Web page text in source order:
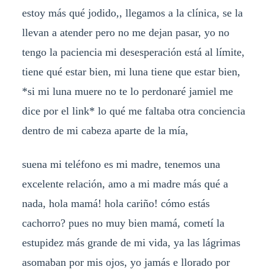
estoy más qué jodido,, llegamos a la clínica, se la
llevan a atender pero no me dejan pasar, yo no
tengo la paciencia mi desesperación está al límite,
tiene qué estar bien, mi luna tiene que estar bien,
*si mi luna muere no te lo perdonaré jamiel me
dice por el link* lo qué me faltaba otra conciencia
dentro de mi cabeza aparte de la mía,
suena mi teléfono es mi madre, tenemos una
excelente relación, amo a mi madre más qué a
nada, hola mamá! hola cariño! cómo estás
cachorro? pues no muy bien mamá, cometí la
estupidez más grande de mi vida, ya las lágrimas
asomaban por mis ojos, yo jamás e llorado por